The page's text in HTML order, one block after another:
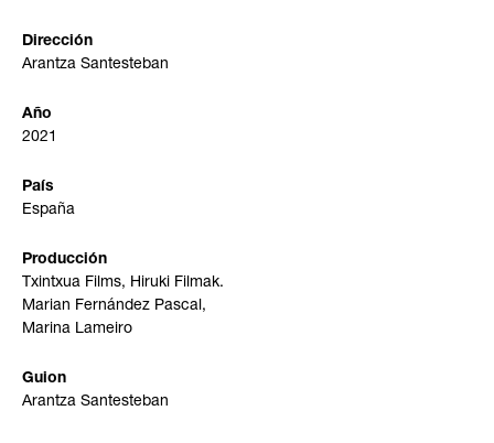
Dirección
Arantza Santesteban
Año
2021
País
España
Producción
Txintxua Films, Hiruki Filmak.
Marian Fernández Pascal,
Marina Lameiro
Guion
Arantza Santesteban